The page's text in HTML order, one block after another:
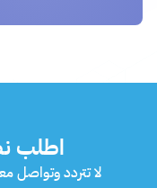
اطلب
لا تتردد وتواصل